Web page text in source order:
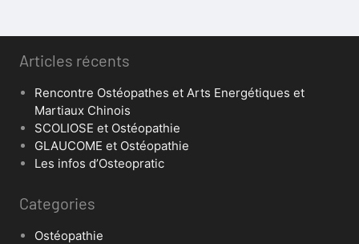
Articles récents
Rencontre Ostéopathes et Arts Energétiques et
Martiaux Chinois
SCOLIOSE et Ostéopathie
GLAUCOME et Ostéopathie
Les infos d’Osteopratic
Categories
Ostéopathie